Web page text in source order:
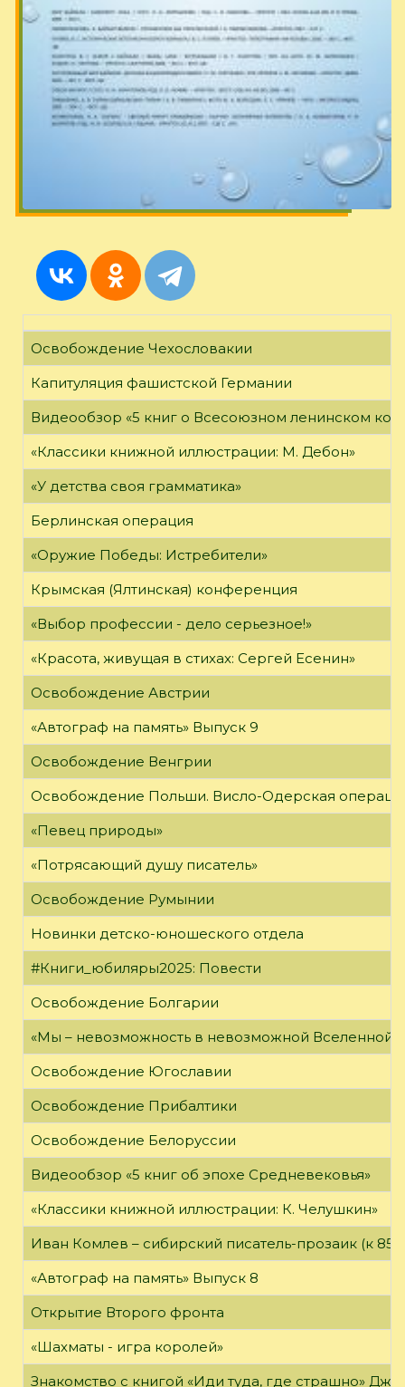
Освобождение Чехословакии
Капитуляция фашистской Германии
Видеообзор «5 книг о Всесоюзном ленинском
«Классики книжной иллюстрации: М. Дебон»
«У детства своя грамматика»
Берлинская операция
«Оружие Победы: Истребители»
Крымская (Ялтинская) конференция
«Выбор профессии - дело серьезное!»
«Красота, живущая в стихах: Сергей Есенин»
Освобождение Австрии
«Автограф на память» Выпуск 9
Освобождение Венгрии
Освобождение Польши. Висло-Одерская
«Певец природы»
«Потрясающий душу писатель»
Освобождение Румынии
Новинки детско-юношеского отдела
#Книги_юбиляры2025: Повести
Освобождение Болгарии
«Мы – невозможность в невозможной Вселенной»
Освобождение Югославии
Освобождение Прибалтики
Освобождение Белоруссии
Видеообзор «5 книг об эпохе Средневековья»
«Классики книжной иллюстрации: К. Челушкин»
Иван Комлев – сибирский писатель-прозаик (к 85-
«Автограф на память» Выпуск 8
Открытие Второго фронта
«Шахматы - игра королей»
Знакомство с книгой «Иди туда, где страшно»